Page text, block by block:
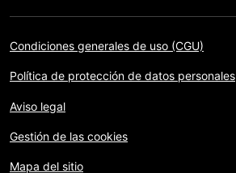
Condiciones generales de uso (CGU)
Política de protección de datos personales
Aviso legal
Gestión de las cookies
Mapa del sitio